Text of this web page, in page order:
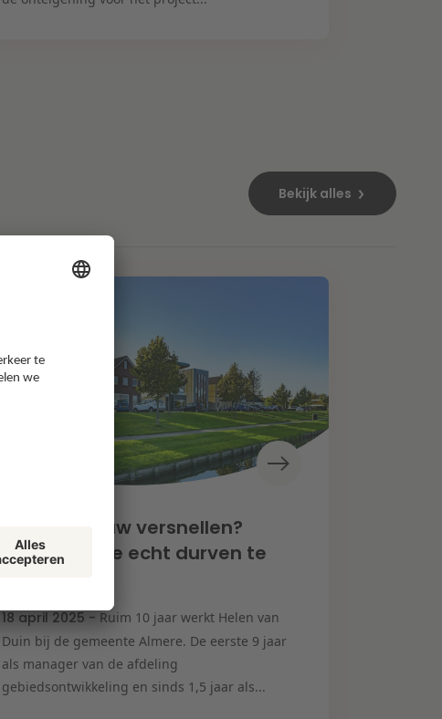
Bekijk alles
"Woningbouw versnellen?
Alleen als we echt durven te
18 april 2025 - Ruim 10 jaar werkt Helen van
Duin bij de gemeente Almere. De eerste 9 jaar
als manager van de afdeling
gebiedsontwikkeling en sinds 1,5 jaar als...